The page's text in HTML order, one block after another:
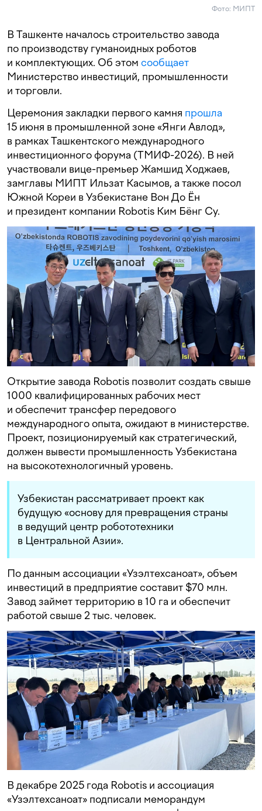
Фото: МИПТ
В Ташкенте началось строительство завода
по производству гуманоидных роботов
и комплектующих. Об этом сообщает
Министерство инвестиций, промышленности
и торговли.
Церемония закладки первого камня прошла
15 июня в промышленной зоне «Янги Авлод»,
в рамках Ташкентского международного
инвестиционного форума (ТМИФ-2026). В ней
участвовали вице-премьер Жамшид Ходжаев,
замглавы МИПТ Ильзат Касымов, а также посол
Южной Кореи в Узбекистане Вон До Ён
и президент компании Robotis Ким Бёнг Су.
Открытие завода Robotis позволит создать свыше
1000 квалифицированных рабочих мест
и обеспечит трансфер передового
международного опыта, ожидают в министерстве.
Проект, позиционируемый как стратегический,
должен вывести промышленность Узбекистана
на высокотехнологичный уровень.
Узбекистан рассматривает проект как
будущую «основу для превращения страны
в ведущий центр робототехники
в Центральной Азии».
По данным ассоциации «Узэлтехсаноат», объем
инвестиций в предприятие составит $70 млн.
Завод займет территорию в 10 га и обеспечит
работой свыше 2 тыс. человек.
В декабре 2025 года Robotis и ассоциация
«Узэлтехсаноат» подписали меморандум